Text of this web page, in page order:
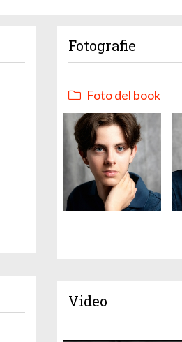
Fotografie
Foto del book
Video